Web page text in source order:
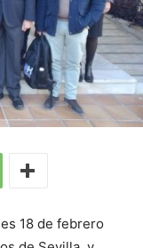
18 de febrero